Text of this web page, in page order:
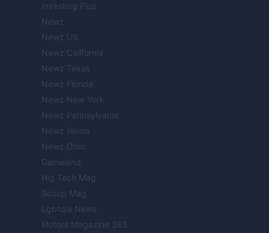
Investing Plus
Newz
Newz US
Newz California
Newz Texas
Newz Florida
Newz New York
Newz Pennsylvania
Newz Illinois
Newz Ohio
Gameland
Hig Tech Mag
Scoop Mag
Lgbtqia News
Motors Magazine 365